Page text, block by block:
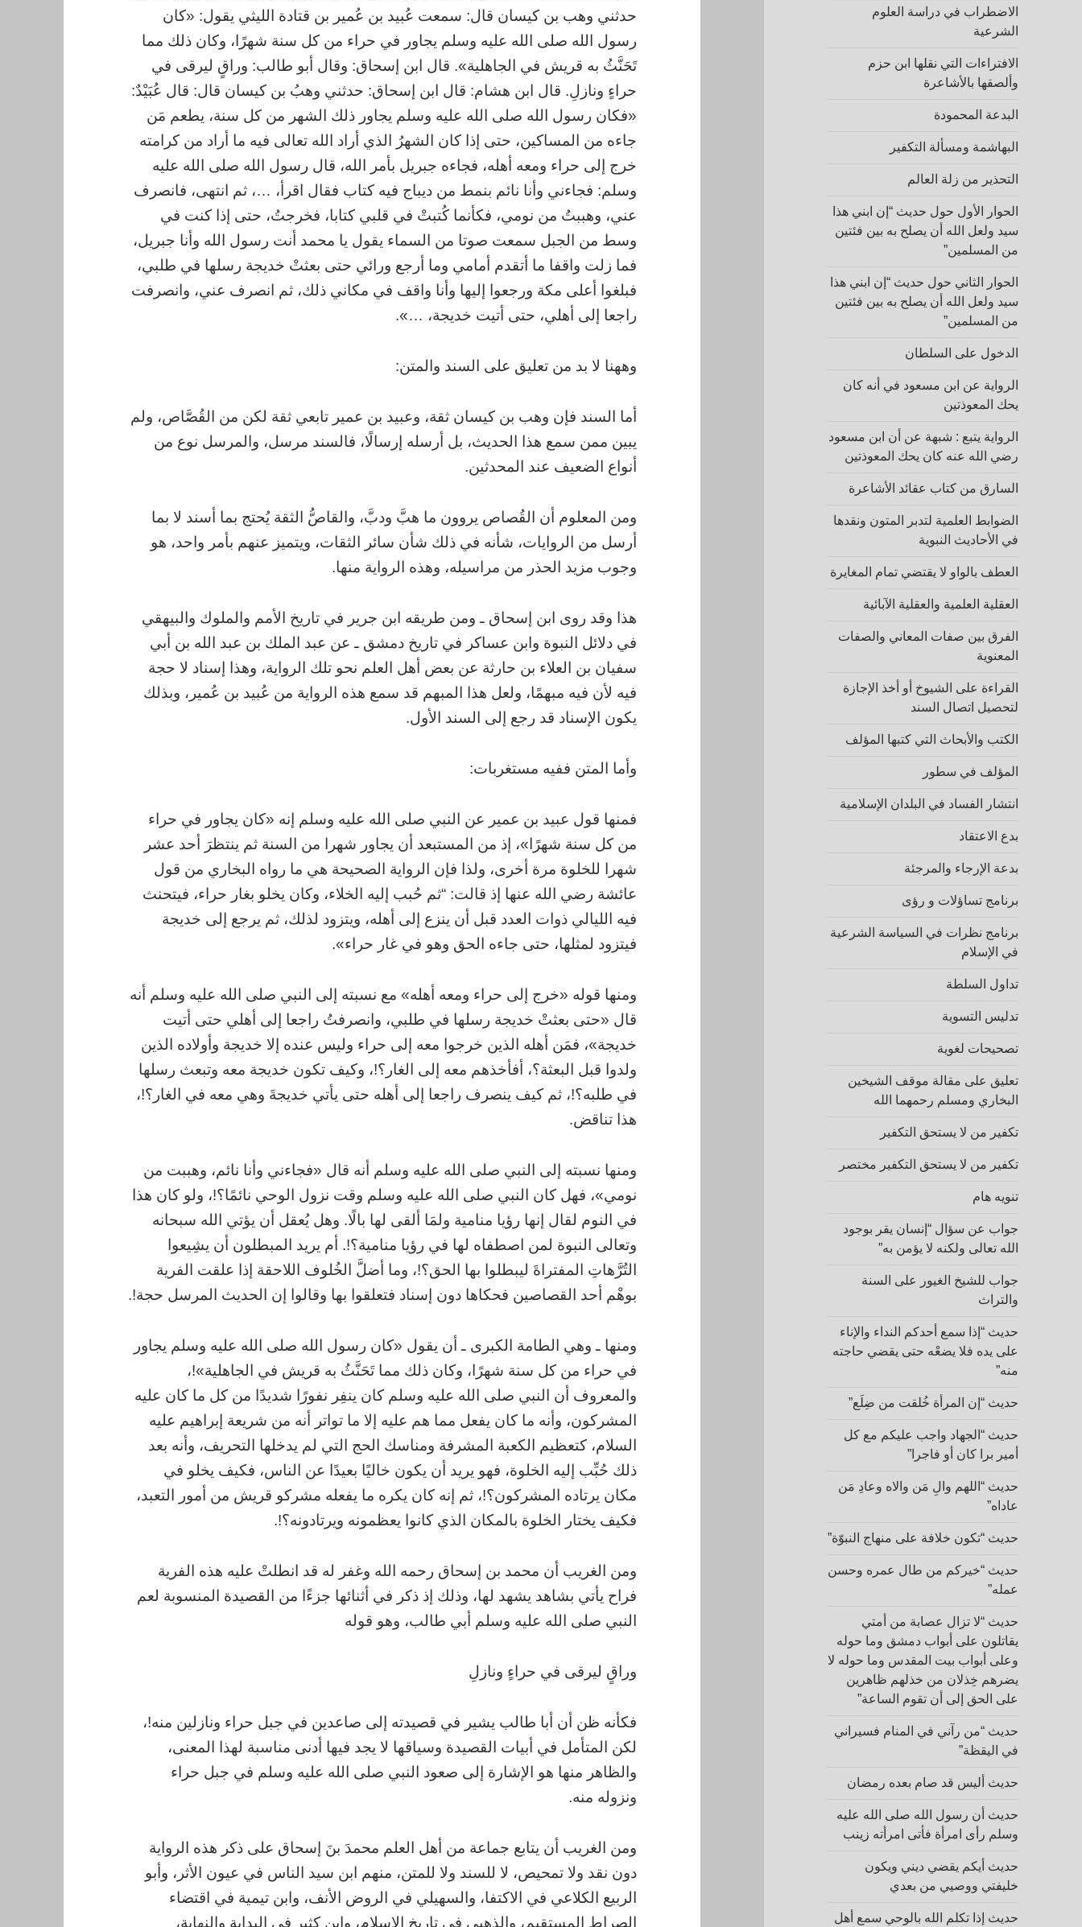
الاضطراب في دراسة العلوم
الشرعية
الافتراءات التي نقلها ابن حزم
وألصقها بالأشاعرة
البدعة المحمودة
البهاشمة ومسألة التكفير
التحذير من زلة العالم
الحوار الأول حول حديث “إن ابني هذا
سيد ولعل الله أن يصلح به بين فئتين
من المسلمين”
الحوار الثاني حول حديث “إن ابني هذا
سيد ولعل الله أن يصلح به بين فئتين
من المسلمين”
الدخول على السلطان
الرواية عن ابن مسعود في أنه كان
يحك المعوذتين
الرواية يتبع : شبهة عن أن ابن مسعود
رضي الله عنه كان يحك المعوذتين
السارق من كتاب عقائد الأشاعرة
الضوابط العلمية لتدبر المتون ونقدها
في الأحاديث النبوية
العطف بالواو لا يقتضي تمام المغايرة
العقلية العلمية والعقلية الآبائية
الفرق بين صفات المعاني والصفات
المعنوية
القراءة على الشيوخ أو أخذ الإجازة
لتحصيل اتصال السند
الكتب والأبحاث التي كتبها المؤلف
المؤلف في سطور
انتشار الفساد في البلدان الإسلامية
بدع الاعتقاد
بدعة الإرجاء والمرجئة
برنامج تساؤلات و رؤى
برنامج نظرات في السياسة الشرعية
في الإسلام
تداول السلطة
تدليس التسوية
تصحيحات لغوية
تعليق على مقالة موقف الشيخين
البخاري ومسلم رحمهما الله
تكفير من لا يستحق التكفير
تكفير من لا يستحق التكفير مختصر
تنويه هام
جواب عن سؤال “إنسان يقر بوجود
الله تعالى ولكنه لا يؤمن به”
جواب للشيخ الغيور على السنة
والتراث
حديث “إذا سمع أحدكم النداء والإناء
على يده فلا يضعْه حتى يقضي حاجته
منه”
حديث “إن المرأة خُلقت من ضِلَع”
حديث “الجهاد واجب عليكم مع كل
أمير برا كان أو فاجرا”
حديث “اللهم والِ مَن والاه وعادِ مَن
عاداه”
حديث “تكون خلافة على منهاج النبوّة”
حديث “خيركم من طال عمره وحسن
عمله”
حديث “لا تزال عصابة من أمتي
يقاتلون على أبواب دمشق وما حوله
وعلى أبواب بيت المقدس وما حوله لا
يضرهم خِذلان من خذلهم ظاهرين
على الحق إلى أن تقوم الساعة”
حديث “من رآني في المنام فسيراني
في اليقظة”
حديث أليس قد صام بعده رمضان
حديث أن رسول الله صلى الله عليه
وسلم رأى امرأة فأتى امرأته زينب
حديث أيكم يقضي ديني ويكون
خليفتي ووصيي من بعدي
حديث إذا تكلم الله بالوحي سمع أهل
حدثني وهب بن كيسان قال: سمعت عُبيد بن عُمير بن قتادة الليثي يقول: «كان
رسول الله صلى الله عليه وسلم يجاور في حراء من كل سنة شهرًا، وكان ذلك مما
تَحَنَّثُ به قريش في الجاهلية». قال ابن إسحاق: وقال أبو طالب: وراقٍ ليرقى في
حراءٍ ونازلِ. قال ابن هشام: قال ابن إسحاق: حدثني وهبُ بن كيسان قال: قال عُبَيْدٌ:
«فكان رسول الله صلى الله عليه وسلم يجاور ذلك الشهر من كل سنة، يطعم مَن
جاءه من المساكين، حتى إذا كان الشهرُ الذي أراد الله تعالى فيه ما أراد من كرامته
خرج إلى حراء ومعه أهله، فجاءه جبريل بأمر الله، قال رسول الله صلى الله عليه
وسلم: فجاءني وأنا نائم بنمط من ديباج فيه كتاب فقال اقرأ، …، ثم انتهى، فانصرف
عني، وهببتُ من نومي، فكأنما كُتبتْ في قلبي كتابا، فخرجتُ، حتى إذا كنت في
وسط من الجبل سمعت صوتا من السماء يقول يا محمد أنت رسول الله وأنا جبريل،
فما زلت واقفا ما أتقدم أمامي وما أرجع ورائي حتى بعثتْ خديجة رسلها في طلبي،
فبلغوا أعلى مكة ورجعوا إليها وأنا واقف في مكاني ذلك، ثم انصرف عني، وانصرفت
راجعا إلى أهلي، حتى أتيت خديجة، …».
وههنا لا بد من تعليق على السند والمتن:
أما السند فإن وهب بن كيسان ثقة، وعبيد بن عمير تابعي ثقة لكن من القُصَّاص، ولم
يبين ممن سمع هذا الحديث، بل أرسله إرسالًا، فالسند مرسل، والمرسل نوع من
أنواع الضعيف عند المحدثين.
ومن المعلوم أن القُصاص يروون ما هبَّ ودبَّ، والقاصُّ الثقة يُحتج بما أسند لا بما
أرسل من الروايات، شأنه في ذلك شأن سائر الثقات، ويتميز عنهم بأمر واحد، هو
وجوب مزيد الحذر من مراسيله، وهذه الرواية منها.
هذا وقد روى ابن إسحاق ـ ومن طريقه ابن جرير في تاريخ الأمم والملوك والبيهقي
في دلائل النبوة وابن عساكر في تاريخ دمشق ـ عن عبد الملك بن عبد الله بن أبي
سفيان بن العلاء بن حارثة عن بعض أهل العلم نحو تلك الرواية، وهذا إسناد لا حجة
فيه لأن فيه مبهمًا، ولعل هذا المبهم قد سمع هذه الرواية من عُبيد بن عُمير، وبذلك
يكون الإسناد قد رجع إلى السند الأول.
وأما المتن ففيه مستغربات:
فمنها قول عبيد بن عمير عن النبي صلى الله عليه وسلم إنه «كان يجاور في حراء
من كل سنة شهرًا»، إذ من المستبعد أن يجاور شهرا من السنة ثم ينتظرَ أحد عشر
شهرا للخلوة مرة أخرى، ولذا فإن الرواية الصحيحة هي ما رواه البخاري من قول
عائشة رضي الله عنها إذ قالت: “ثم حُبب إليه الخلاء، وكان يخلو بغار حراء، فيتحنث
فيه الليالي ذوات العدد قبل أن ينزع إلى أهله، ويتزود لذلك، ثم يرجع إلى خديجة
فيتزود لمثلها، حتى جاءه الحق وهو في غار حراء».
ومنها قوله «خرج إلى حراء ومعه أهله» مع نسبته إلى النبي صلى الله عليه وسلم أنه
قال «حتى بعثتْ خديجة رسلها في طلبي، وانصرفتُ راجعا إلى أهلي حتى أتيت
خديجة»، فمَن أهله الذين خرجوا معه إلى حراء وليس عنده إلا خديجة وأولاده الذين
ولدوا قبل البعثة؟، أفأخذهم معه إلى الغار؟!، وكيف تكون خديجة معه وتبعث رسلها
في طلبه؟!، ثم كيف ينصرف راجعا إلى أهله حتى يأتي خديجةَ وهي معه في الغار؟!،
هذا تناقض.
ومنها نسبته إلى النبي صلى الله عليه وسلم أنه قال «فجاءني وأنا نائم، وهببت من
نومي»، فهل كان النبي صلى الله عليه وسلم وقت نزول الوحي نائمًا؟!، ولو كان هذا
في النوم لقال إنها رؤيا منامية ولمَا ألقى لها بالًا. وهل يُعقل أن يؤتي الله سبحانه
وتعالى النبوة لمن اصطفاه لها في رؤيا منامية؟!. أم يريد المبطلون أن يشِيعوا
التُرَّهاتِ المفتراةَ ليبطلوا بها الحق؟!، وما أضلَّ الخُلوف اللاحقة إذا علقت الفرية
بوهْم أحد القصاصين فحكاها دون إسناد فتعلقوا بها وقالوا إن الحديث المرسل حجة!.
ومنها ـ وهي الطامة الكبرى ـ أن يقول «كان رسول الله صلى الله عليه وسلم يجاور
في حراء من كل سنة شهرًا، وكان ذلك مما تَحَنَّثُ به قريش في الجاهلية»!،
والمعروف أن النبي صلى الله عليه وسلم كان ينفِر نفورًا شديدًا من كل ما كان عليه
المشركون، وأنه ما كان يفعل مما هم عليه إلا ما تواتر أنه من شريعة إبراهيم عليه
السلام، كتعظيم الكعبة المشرفة ومناسك الحج التي لم يدخلها التحريف، وأنه بعد
ذلك حُبِّب إليه الخلوة، فهو يريد أن يكون خاليًا بعيدًا عن الناس، فكيف يخلو في
مكان يرتاده المشركون؟!، ثم إنه كان يكره ما يفعله مشركو قريش من أمور التعبد،
فكيف يختار الخلوة بالمكان الذي كانوا يعظمونه ويرتادونه؟!.
ومن الغريب أن محمد بن إسحاق رحمه الله وغفر له قد انطلتْ عليه هذه الفرية
فراح يأتي بشاهد يشهد لها، وذلك إذ ذكر في أثنائها جزءًا من القصيدة المنسوبة لعم
النبي صلى الله عليه وسلم أبي طالب، وهو قوله
وراقٍ ليرقى في حراءٍ ونازلِ
فكأنه ظن أن أبا طالب يشير في قصيدته إلى صاعدين في جبل حراء ونازلين منه!،
لكن المتأمل في أبيات القصيدة وسياقها لا يجد فيها أدنى مناسبة لهذا المعنى،
والظاهر منها هو الإشارة إلى صعود النبي صلى الله عليه وسلم في جبل حراء
ونزوله منه.
ومن الغريب أن يتابع جماعة من أهل العلم محمدَ بنَ إسحاق على ذكر هذه الرواية
دون نقد ولا تمحيص، لا للسند ولا للمتن، منهم ابن سيد الناس في عيون الأثر، وأبو
الربيع الكلاعي في الاكتفا، والسهيلي في الروض الأنف، وابن تيمية في اقتضاء
الصراط المستقيم، والذهبي في تاريخ الإسلام، وابن كثير في البداية والنهاية،